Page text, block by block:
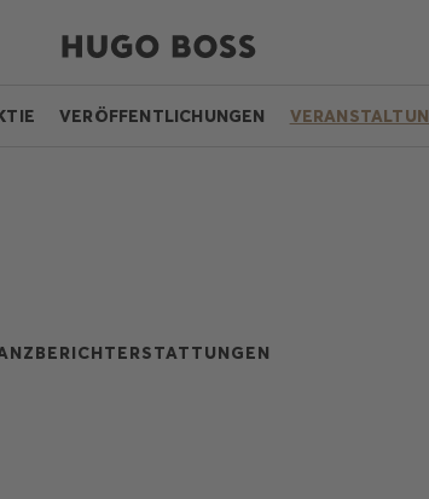
VERÖFFENTLICHUNGEN